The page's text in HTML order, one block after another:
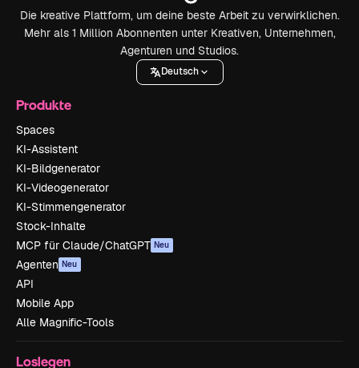
Die kreative Plattform, um deine beste Arbeit zu verwirklichen.
Mehr als 1 Million Abonnenten unter Kreativen, Unternehmen,
Agenturen und Studios.
Deutsch
Produkte
Spaces
KI-Assistent
KI-Bildgenerator
KI-Videogenerator
KI-Stimmengenerator
Stock-Inhalte
MCP für Claude/ChatGPT Neu
Agenten Neu
API
Mobile App
Alle Magnific-Tools
Loslegen